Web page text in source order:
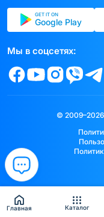
Главная Каталог
GET IT ON
Google Play
Мы в соцсетях:
©